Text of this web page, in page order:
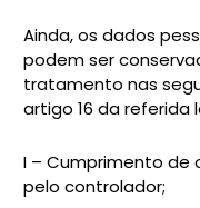
Ainda, os dados
podem ser
tratamento nas
artigo 16 da referida
I – Cumprimento de
pelo controlador;